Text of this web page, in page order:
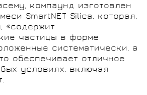
компаунд изготовлен
SmartNET Silica, которая,
«содержит
частицы в форме
систематически, а
обеспечивает отличное
условиях, включая